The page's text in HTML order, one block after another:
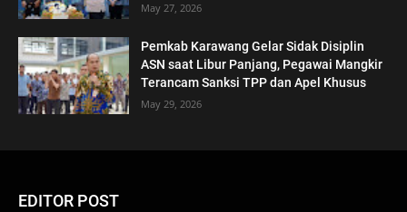
May 27, 2026
Pemkab Karawang Gelar Sidak Disiplin
ASN saat Libur Panjang, Pegawai Mangkir
Terancam Sanksi TPP dan Apel Khusus
May 29, 2026
EDITOR POST